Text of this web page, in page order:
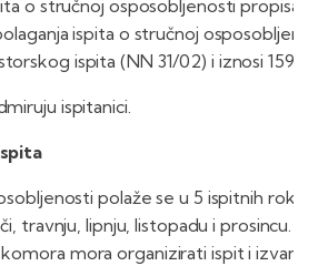
o stručnoj osposobljenosti
ispita o stručnoj
ispita (NN 31/02) i iznosi 159,27
ispitanici.
polaže se u 5 ispitnih
travnju, lipnju, listopadu i prosincu.
mora organizirati ispit i izvan